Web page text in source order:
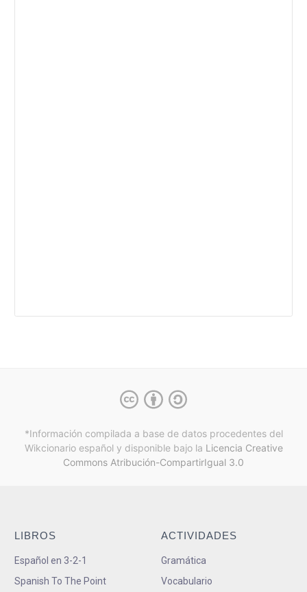
*Información compilada a base de datos procedentes del
Wikcionario español y disponible bajo la Licencia Creative
Commons Atribución-CompartirIgual 3.0
LIBROS
Español en 3-2-1
Spanish To The Point
ACTIVIDADES
Gramática
Vocabulario